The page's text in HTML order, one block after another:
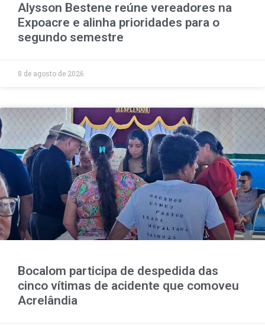
Alysson Bestene reúne vereadores na
Expoacre e alinha prioridades para o
segundo semestre
8 de agosto de 2026
Bocalom participa de despedida das
cinco vítimas de acidente que comoveu
Acrelândia